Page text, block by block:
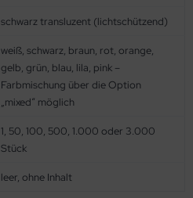
schwarz transluzent (lichtschützend)
weiß, schwarz, braun, rot, orange,
gelb, grün, blau, lila, pink –
Farbmischung über die Option
„mixed“ möglich
1, 50, 100, 500, 1.000 oder 3.000
Stück
leer, ohne Inhalt